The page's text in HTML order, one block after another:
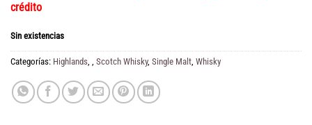
crédito
Sin existencias
Categorías: Highlands Scotch Whisky, Single Malt Whisky